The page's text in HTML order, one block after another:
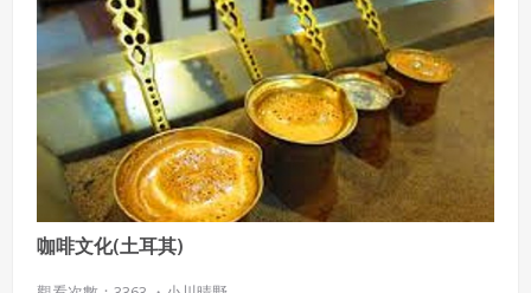
光滑粗糙、柔軟堅硬、沉重輕巧、溫暖寒冷等感覺，稱為質感。 藝
術與人文 國中1上以細膩精緻的油畫技巧，巨細靡遺的表現飽滿、
堅硬、平順、光滑等質感。黃才松／風沙起兮／高雄市立美術館藏
羅慧明／瞿塘峽／臺北市立美術館藏以飽含水分的色彩表現天水交
融的遠景及蒼翠欲滴的中景，近景波光粼粼粼的長江水面，則以乾
筆快刷而成。 藝術與人文 國中1上以各種尺寸的螺絲打造而成的
〈螺絲羊〉，將懷孕母羊豐滿曲線表現的栩栩如生。這件作品有幾
個不同方向的力量，盤結交叉的手，是作品力量匯聚的焦點；著力
地面的左大腿根部，是支撐整體結構基礎的地方。 質感肌理的表
現與材料有關，不同的材料給人不同的感覺。 藝術與人文 國中1上
明暗 光線是造就明暗的主要條件，有光才有明暗。藝術家利用光
的性質、照射方向、強度等明暗變化，來製造立體感和空間感。 明
咖啡文化(土耳其)